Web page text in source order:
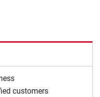
customers